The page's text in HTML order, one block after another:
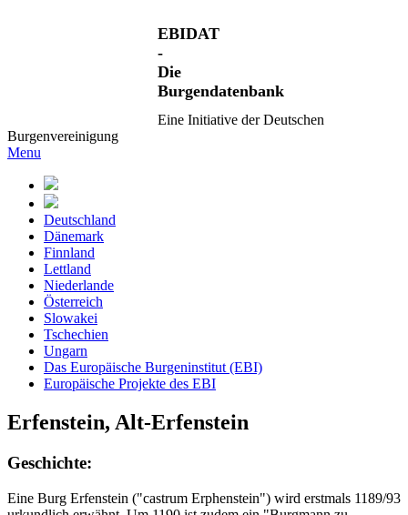
EBIDAT
-
Die
Burgendatenbank
Eine Initiative der Deutschen
Burgenvereinigung
Menu
Deutschland
Dänemark
Finnland
Lettland
Niederlande
Österreich
Slowakei
Tschechien
Ungarn
Das Europäische Burgeninstitut (EBI)
Europäische Projekte des EBI
Erfenstein, Alt-Erfenstein
Geschichte:
Eine Burg Erfenstein ("castrum Erphenstein") wird erstmals 1189/93